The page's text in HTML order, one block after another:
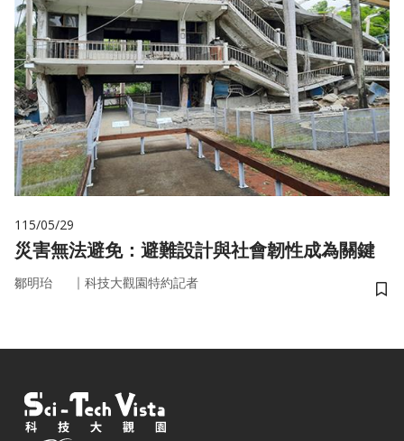
115/05/29
災害無法避免：避難設計與社會韌性成為關鍵
鄒明珆 ｜ 科技大觀園特約記者
儲